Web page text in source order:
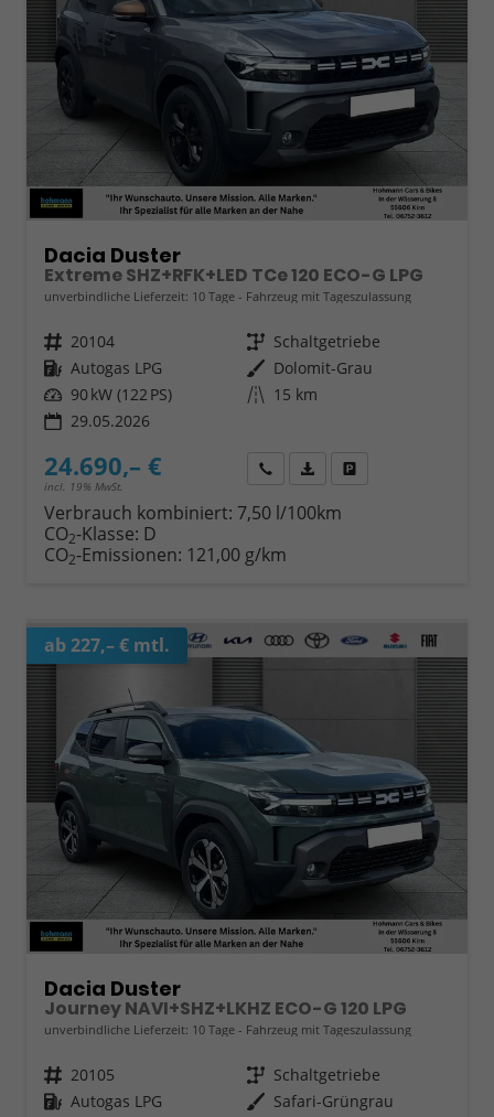
Dacia Duster
Extreme SHZ+RFK+LED TCe 120 ECO-G LPG
unverbindliche Lieferzeit: 10 Tage Fahrzeug mit Tageszulassung
Fahrzeugnr. 20104 Getriebe Schaltgetriebe
Kraftstoff Autogas LPG Außenfarbe Dolomit-Grau
Leistung 90 kW (122 PS) Kilometerstand 15 km
29.05.2026
24.690,– €
incl. 19% MwSt.
Wir rufen Sie anFahrzeugexposé (PDF)
Verbrauch kombiniert: 7,50 l/100km
CO2-Klasse: D
CO2-Emissionen: 121,00 g/km
ab 227,– € mtl.
Dacia Duster
Journey NAVI+SHZ+LKHZ ECO-G 120 LPG
unverbindliche Lieferzeit: 10 Tage Fahrzeug mit Tageszulassung
Fahrzeugnr. 20105 Getriebe Schaltgetriebe
Kraftstoff Autogas LPG Außenfarbe Safari-Grüngrau